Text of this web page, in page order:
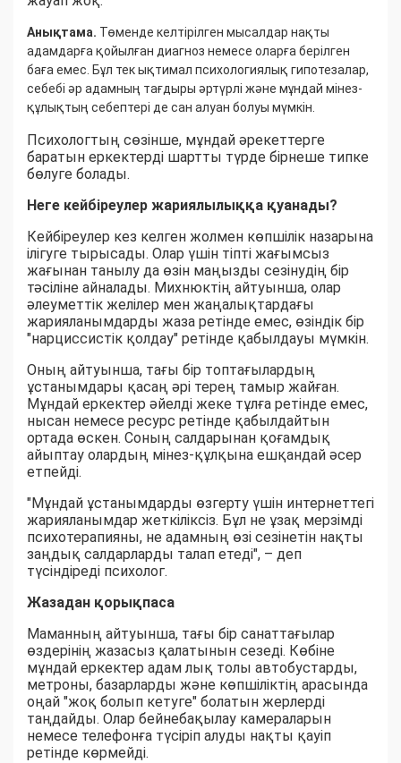
Анықтама. Төменде келтірілген мысалдар нақты
адамдарға қойылған диагноз немесе оларға берілген
баға емес. Бұл тек ықтимал психологиялық гипотезалар,
себебі әр адамның тағдыры әртүрлі және мұндай мінез-
құлықтың себептері де сан алуан болуы мүмкін.
Психологтың сөзінше, мұндай әрекеттерге
баратын еркектерді шартты түрде бірнеше типке
бөлуге болады.
Неге кейбіреулер жариялылыққа қуанады?
Кейбіреулер кез келген жолмен көпшілік назарына
ілігуге тырысады. Олар үшін тіпті жағымсыз
жағынан танылу да өзін маңызды сезінудің бір
тәсіліне айналады. Михнюктің айтуынша, олар
әлеуметтік желілер мен жаңалықтардағы
жарияланымдарды жаза ретінде емес, өзіндік бір
"нарциссистік қолдау" ретінде қабылдауы мүмкін.
Оның айтуынша, тағы бір топтағылардың
ұстанымдары қасаң әрі терең тамыр жайған.
Мұндай еркектер әйелді жеке тұлға ретінде емес,
нысан немесе ресурс ретінде қабылдайтын
ортада өскен. Соның салдарынан қоғамдық
айыптау олардың мінез-құлқына ешқандай әсер
етпейді.
"Мұндай ұстанымдарды өзгерту үшін интернеттегі
жарияланымдар жеткіліксіз. Бұл не ұзақ мерзімді
психотерапияны, не адамның өзі сезінетін нақты
заңдық салдарларды талап етеді", – деп
түсіндіреді психолог.
Жазадан қорықпаса
Маманның айтуынша, тағы бір санаттағылар
өздерінің жазасыз қалатынын сезеді. Көбіне
мұндай еркектер адам лық толы автобустарды,
метроны, базарларды және көпшіліктің арасында
оңай "жоқ болып кетуге" болатын жерлерді
таңдайды. Олар бейнебақылау камераларын
немесе телефонға түсіріп алуды нақты қауіп
ретінде көрмейді.